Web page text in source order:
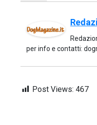
per info e contatti:
Post Views: 467